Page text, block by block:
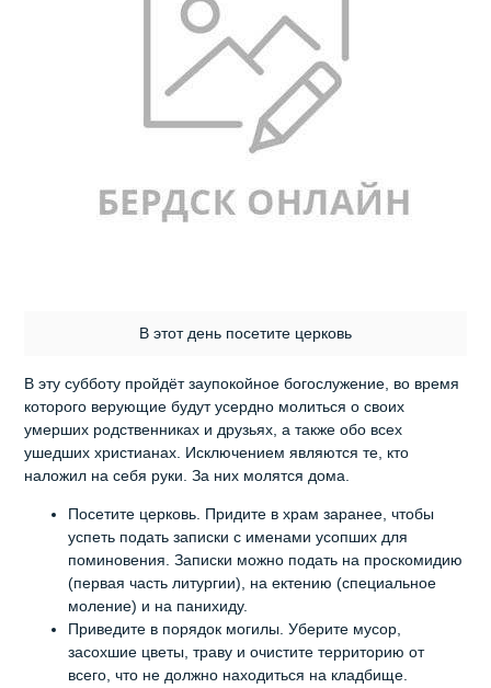
В этот день посетите церковь
В эту субботу пройдёт заупокойное богослужение, во время
которого верующие будут усердно молиться о своих
умерших родственниках и друзьях, а также обо всех
ушедших христианах. Исключением являются те, кто
наложил на себя руки. За них молятся дома.
Посетите церковь. Придите в храм заранее, чтобы
успеть подать записки с именами усопших для
поминовения. Записки можно подать на проскомидию
(первая часть литургии), на ектению (специальное
моление) и на панихиду.
Приведите в порядок могилы. Уберите мусор,
засохшие цветы, траву и очистите территорию от
всего, что не должно находиться на кладбище.